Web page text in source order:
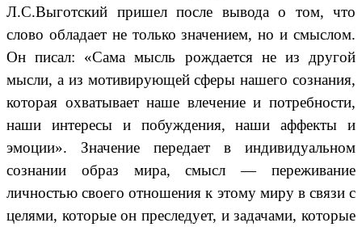
Л.С.Выготский пришел после вывода о том, что
слово обладает не только значением, но и смыслом.
Он писал: «Сама мысль рождается не из другой
мысли, а из мотивирующей сферы нашего сознания,
которая охватывает наше влечение и потребности,
наши интересы и побуждения, наши аффекты и
эмоции». Значение передает в индивидуальном
сознании образ мира, смысл — переживание
личностью своего отношения к этому миру в связи с
целями, которые он преследует, и задачами, которые